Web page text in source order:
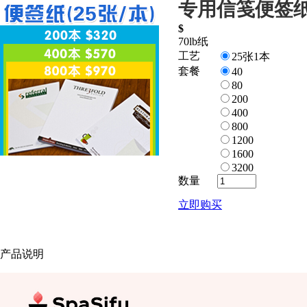
专用信笺便签
$
70lb纸
工艺
25张1本
套餐
40
80
200
400
800
1200
1600
3200
数量
立即购买
产品说明